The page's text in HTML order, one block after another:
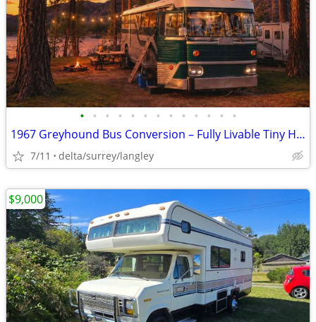
• • • • • • • • • • • • •
1967 Greyhound Bus Conversion – Fully Livable Tiny Home on Wheels
7/11 delta/surrey/langley
$9,000